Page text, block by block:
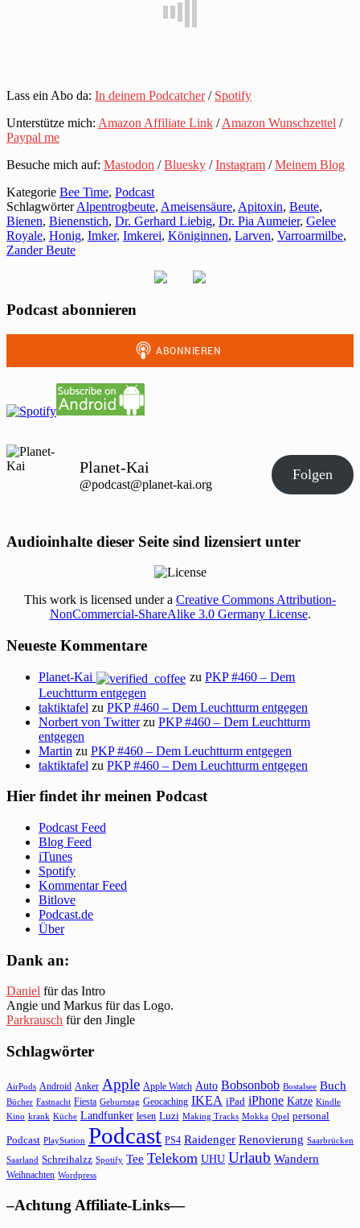
Lass ein Abo da: In deinem Podcatcher/ Spotify
Unterstütze mich: Amazon Affiliate Link /Amazon Wunschzettel /
Paypal me
Besuche mich auf: Mastodon /Bluesky /Instagram /Meinem Blog
Kategorie Bee Time, Podcast
SchlagwörterAlpentrogbeute, Ameisensäure, Apitoxin, Beute,
Bienen, Bienenstich, Dr. Gerhard Liebig, Dr. Pia Aumeier, Gelee
Royale, Honig, Imker, Imkerei, Königinnen, Larven, Varroarmilbe,
Zander Beute
Podcast abonnieren
Planet-Kai
@podcast@planet-kai.org
Folgen
Audioinhalte dieser Seite sind lizensiert unter
This work is licensed under a Creative Commons Attribution-
NonCommercial-ShareAlike 3.0 Germany License.
Neueste Kommentare
Planet-Kai zuPKP #460 – Dem
Leuchtturm entgegen
taktiktafel zu PKP #460 – Dem Leuchtturm entgegen
Norbert von Twitterzu PKP #460 – Dem Leuchtturm
entgegen
Martin zu PKP #460 – Dem Leuchtturm entgegen
taktiktafel zu PKP #460 – Dem Leuchtturm entgegen
Hier findet ihr meinen Podcast
Podcast Feed
Blog Feed
iTunes
Spotify
Kommentar Feed
Bitlove
Podcast.de
Über
Dank an:
Daniel für das Intro
Angie und Markus für das Logo.
Parkrausch für den Jingle
Schlagwörter
AirPods Android Anker Apple Apple Watch Auto Bobsonbob Bostalsee Buch
Bücher Fastnacht Fiesta Geburtstag Geocaching IKEA iPad iPhone Katze Kindle
Kino krank Küche Landfunker lesen Luzi Making Tracks Mokka Opel personal
Podcast PlayStation Podcast PS4 Raidenger Renovierung Saarbrücken
Saarland Schreihalzz Spotify Tee Telekom UHU Urlaub Wandern
Weihnachten Wordpress
–Achtung Affiliate-Links—